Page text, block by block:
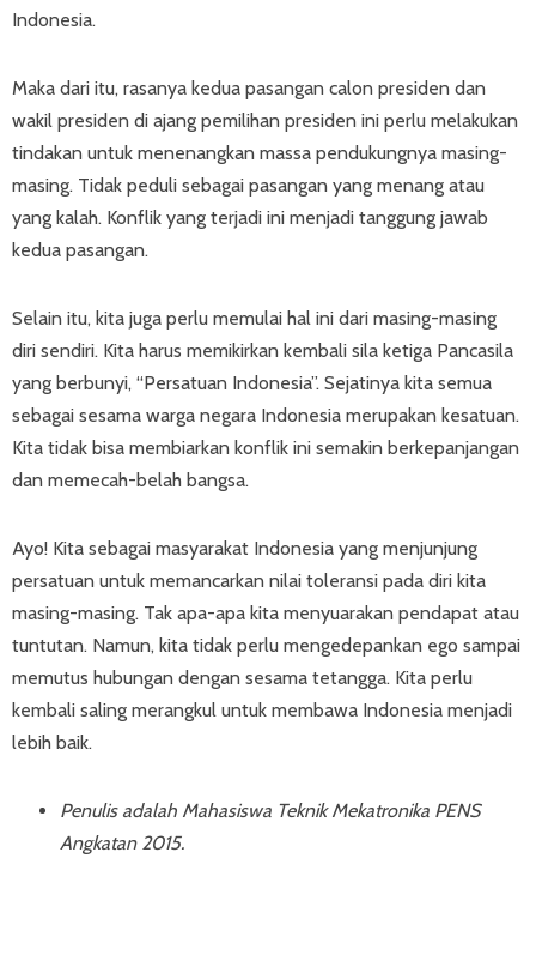
Indonesia.
Maka dari itu, rasanya kedua pasangan calon presiden dan
wakil presiden di ajang pemilihan presiden ini perlu melakukan
tindakan untuk menenangkan massa pendukungnya masing-
masing. Tidak peduli sebagai pasangan yang menang atau
yang kalah. Konflik yang terjadi ini menjadi tanggung jawab
kedua pasangan.
Selain itu, kita juga perlu memulai hal ini dari masing-masing
diri sendiri. Kita harus memikirkan kembali sila ketiga Pancasila
yang berbunyi, “Persatuan Indonesia”. Sejatinya kita semua
sebagai sesama warga negara Indonesia merupakan kesatuan.
Kita tidak bisa membiarkan konflik ini semakin berkepanjangan
dan memecah-belah bangsa.
Ayo! Kita sebagai masyarakat Indonesia yang menjunjung
persatuan untuk memancarkan nilai toleransi pada diri kita
masing-masing. Tak apa-apa kita menyuarakan pendapat atau
tuntutan. Namun, kita tidak perlu mengedepankan ego sampai
memutus hubungan dengan sesama tetangga. Kita perlu
kembali saling merangkul untuk membawa Indonesia menjadi
lebih baik.
Penulis adalah Mahasiswa Teknik Mekatronika PENS
Angkatan 2015.